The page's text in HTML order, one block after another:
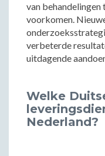
van behandelingen
voorkomen.
verbeterde
uitdagende
Welke
Nederland?